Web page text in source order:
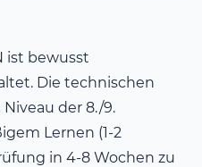
ist bewusst
Die technischen
der 8./9.
Lernen (1-2
in 4-8 Wochen zu